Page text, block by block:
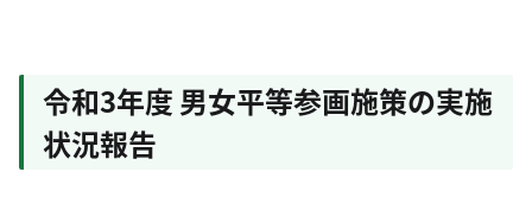
令和3年度 男女平等参画施策の実施
状況報告